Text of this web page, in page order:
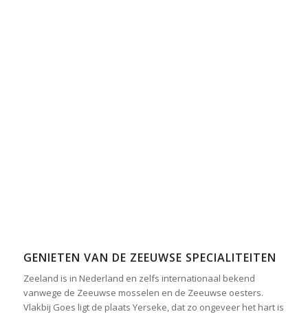
GENIETEN VAN DE ZEEUWSE SPECIALITEITEN
Zeeland is in Nederland en zelfs internationaal bekend
vanwege de Zeeuwse mosselen en de Zeeuwse oesters.
Vlakbij Goes ligt de plaats Yerseke, dat zo ongeveer het hart is